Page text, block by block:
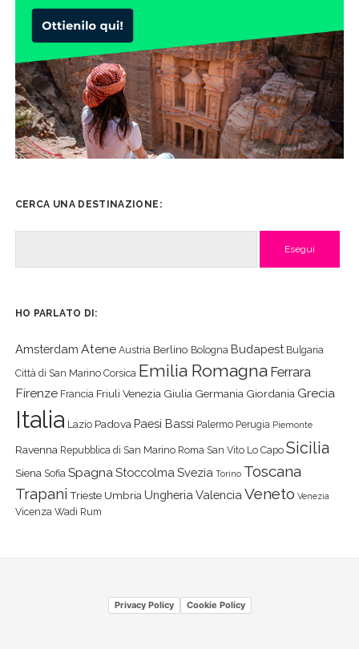
CERCA UNA DESTINAZIONE:
HO PARLATO DI:
Amsterdam Atene Austria Berlino Bologna Budapest Bulgaria
Città di San Marino Corsica Emilia Romagna Ferrara
Firenze Francia Friuli Venezia Giulia Germania Giordania Grecia
Italia Lazio Padova Paesi Bassi Palermo Perugia Piemonte
Ravenna Repubblica di San Marino Roma San Vito Lo Capo Sicilia
Siena Sofia Spagna Stoccolma Svezia Torino Toscana
Trapani Trieste Umbria Ungheria Valencia Veneto Venezia
Vicenza Wadi Rum
Privacy Policy Cookie Policy